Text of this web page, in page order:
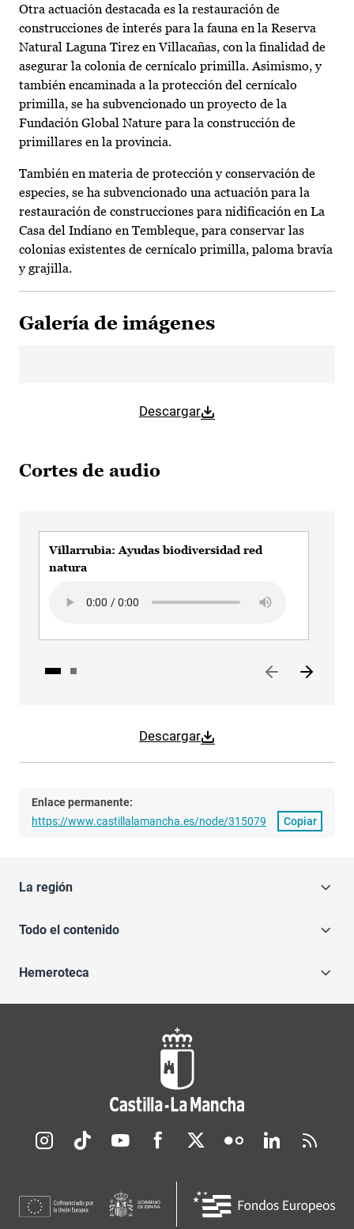
Otra actuación destacada es la restauración de
construcciones de interés para la fauna en la Reserva
Natural Laguna Tirez en Villacañas, con la finalidad de
asegurar la colonia de cernícalo primilla. Asimismo, y
también encaminada a la protección del cernícalo
primilla, se ha subvencionado un proyecto de la
Fundación Global Nature para la construcción de
primillares en la provincia.
También en materia de protección y conservación de
especies, se ha subvencionado una actuación para la
restauración de construcciones para nidificación en La
Casa del Indiano en Tembleque, para conservar las
colonias existentes de cernícalo primilla, paloma bravía
y grajilla.
Galería de imágenes
Descargar
Cortes de audio
Descargar
Villarrubia: Ayudas biodiversidad red
natura
Enlace permanente:
https://www.castillalamancha.es/node/315079
Copiar
La región
Todo el contenido
Hemeroteca
Redes sociales JCCM